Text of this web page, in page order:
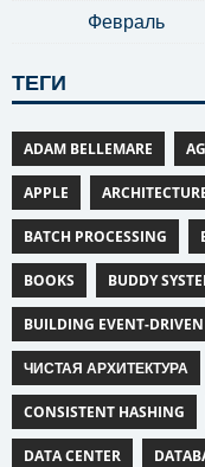
Февраль
ТЕГИ
ADAM BELLEMARE
APPLE
BATCH PROCESSING
BOOKS BUDDY
BUILDING EVENT-
ЧИСТАЯ АРХИТЕКТУРА
CONSISTENT HASHING
DATA CENTER